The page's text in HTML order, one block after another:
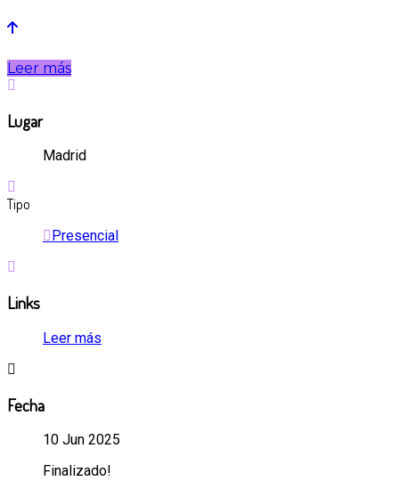
Leer más
Lugar
Madrid
Tipo
Presencial
Links
Leer más
Fecha
10 Jun 2025
Finalizado!